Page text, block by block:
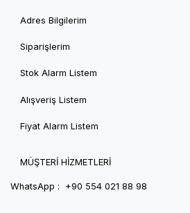
Adres Bilgilerim
Siparişlerim
Stok Alarm Listem
Alışveriş Listem
Fiyat Alarm Listem
MÜŞTERİ HİZMETLERİ
WhatsApp : +90 554 021 88 98